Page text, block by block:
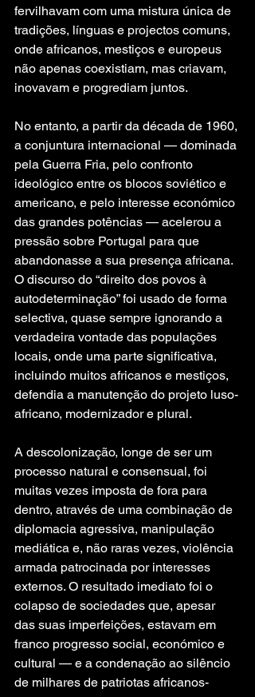
fervilhavam com uma mistura única de
tradições, línguas e projectos comuns,
onde africanos, mestiços e europeus
não apenas coexistiam, mas criavam,
inovavam e progrediam juntos.
No entanto, a partir da década de 1960,
a conjuntura internacional — dominada
pela Guerra Fria, pelo confronto
ideológico entre os blocos soviético e
americano, e pelo interesse económico
das grandes potências — acelerou a
pressão sobre Portugal para que
abandonasse a sua presença africana.
O discurso do “direito dos povos à
autodeterminação” foi usado de forma
selectiva, quase sempre ignorando a
verdadeira vontade das populações
locais, onde uma parte significativa,
incluindo muitos africanos e mestiços,
defendia a manutenção do projeto luso-
africano, modernizador e plural.
A descolonização, longe de ser um
processo natural e consensual, foi
muitas vezes imposta de fora para
dentro, através de uma combinação de
diplomacia agressiva, manipulação
mediática e, não raras vezes, violência
armada patrocinada por interesses
externos. O resultado imediato foi o
colapso de sociedades que, apesar
das suas imperfeições, estavam em
franco progresso social, económico e
cultural — e a condenação ao silêncio
de milhares de patriotas africanos-